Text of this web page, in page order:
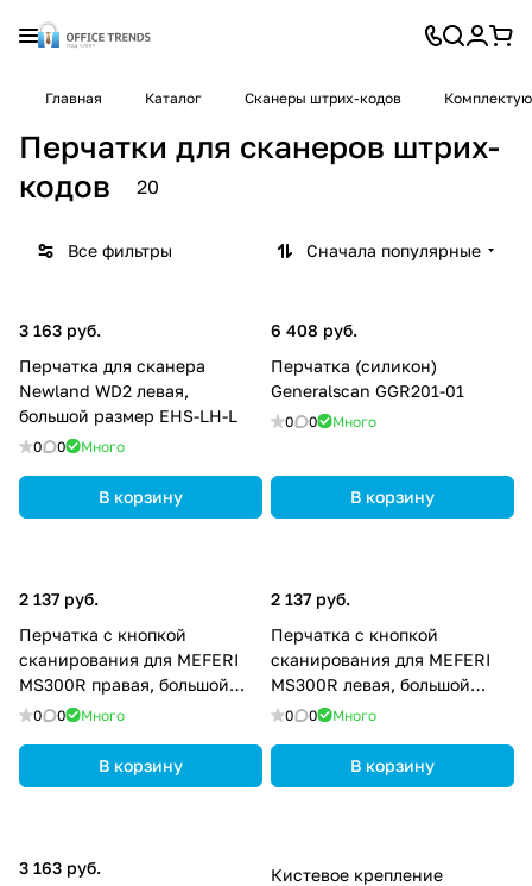
Главная Каталог Cканеры штрих-кодов
Перчатки для сканеров штрих-
кодов
20
Все фильтры Сначала популярные
3 163 руб.
Перчатка для сканера
Newland WD2 левая,
большой размер EHS-LH-L
0 0 Много
В корзину
6 408 руб.
Перчатка (силикон)
Generalscan GGR201-01
0 0 Много
В корзину
2 137 руб.
Перчатка с кнопкой
сканирования для MEFERI
MS300R правая, большой
размер MS300R-WGLVLR-02
0 0 Много
В корзину
2 137 руб.
Перчатка с кнопкой
сканирования для MEFERI
MS300R левая, большой
размер MS300R-WGLVLL-02
0 0 Много
В корзину
3 163 руб.
Кистевое крепление